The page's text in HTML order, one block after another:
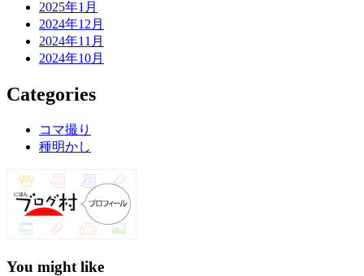
2025年1月
2024年12月
2024年11月
2024年10月
Categories
コマ撮り
種明かし
You might like